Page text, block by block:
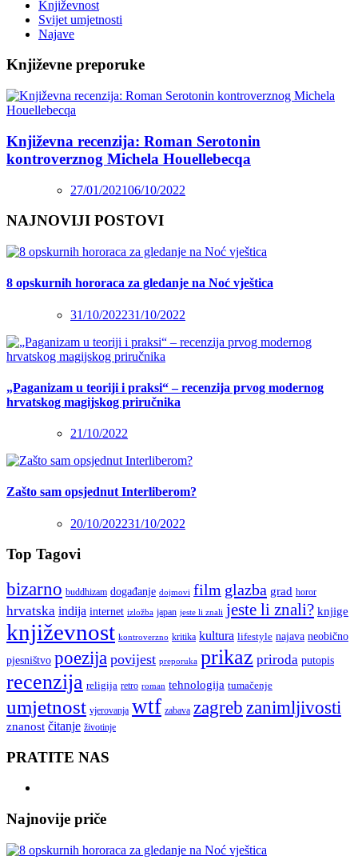
Književnost
Svijet umjetnosti
Najave
Književne preporuke
Književna recenzija: Roman Serotonin
kontroverznog Michela Houellebecqa
27/01/202106/10/2022
NAJNOVIJI POSTOVI
8 opskurnih hororaca za gledanje na Noć vještica
31/10/202231/10/2022
„Paganizam u teoriji i praksi“ – recenzija prvog modernog
hrvatskog magijskog priručnika
21/10/2022
Zašto sam opsjednut Interliberom?
20/10/202231/10/2022
Top Tagovi
bizarno buddhizam događanje dojmovi film glazba grad horor
hrvatska indija internet izložba japan jeste li znali jeste li znali? knjige
književnost kontroverzno kritika kultura lifestyle najava neobično
pjesništvo poezija povijest preporuka prikaz priroda putopis
recenzija religija retro roman tehnologija tumačenje
umjetnost vjerovanja wtf zabava zagreb zanimljivosti
znanost čitanje životinje
PRATITE NAS
Najnovije priče